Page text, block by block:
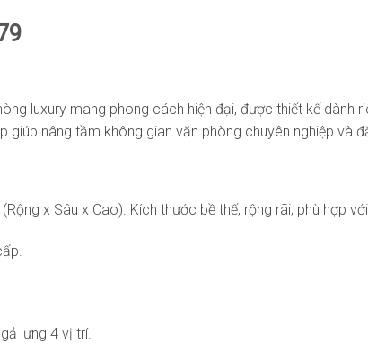
luxury mang phong cách hiện đại, được thiết kế
nâng tầm không gian văn phòng chuyên nghiệp và
x Sâu x Cao). Kích thước bề thế, rộng rãi, phù hợp
lưng 4 vị trí.